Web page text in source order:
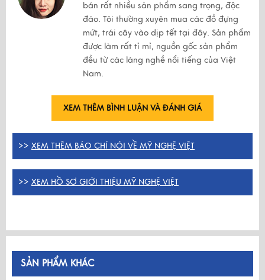
bán rất nhiều sản phẩm sang trọng, độc
đáo. Tôi thường xuyên mua các đồ đựng
mứt, trái cây vào dịp tết tại đây. Sản phẩm
được làm rất tỉ mỉ, nguồn gốc sản phẩm
đều từ các làng nghề nổi tiếng của Việt
Nam.
XEM THÊM BÌNH LUẬN VÀ ĐÁNH GIÁ
>> XEM THÊM BÁO CHÍ NÓI VỀ MỸ NGHỆ VIỆT
>> XEM HỒ SƠ GIỚI THIỆU MỸ NGHỆ VIỆT
SẢN PHẨM KHÁC